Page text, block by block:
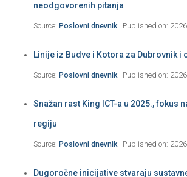
neodgovorenih pitanja
Source: Poslovni dnevnik Published on:
Linije iz Budve i Kotora za Dubrovnik i
Source: Poslovni dnevnik Published on:
Snažan rast King ICT-a u 2025., fokus
regiju
Source: Poslovni dnevnik Published on:
Dugoročne inicijative stvaraju